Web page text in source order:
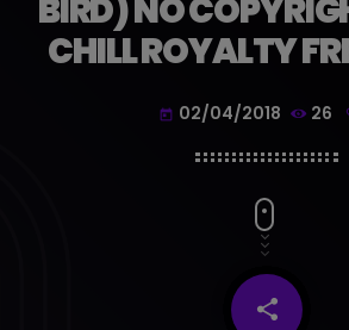
BIRD) NO
CHILL ROYALTY
today 02/04/2018 26
share
email